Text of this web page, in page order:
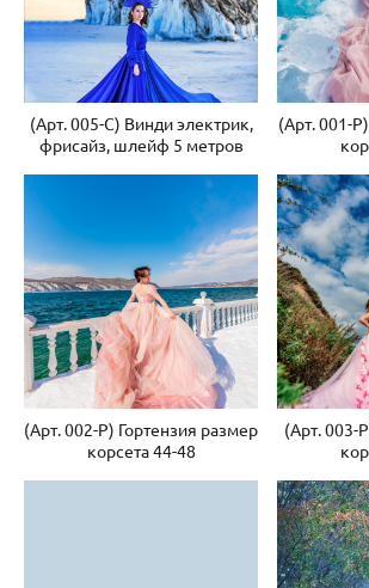
(Арт. 005-С) Винди электрик,
фрисайз, шлейф 5 метров
(Арт. 001-
(Арт. 002-Р) Гортензия размер
корсета 44-48
(Арт. 003-